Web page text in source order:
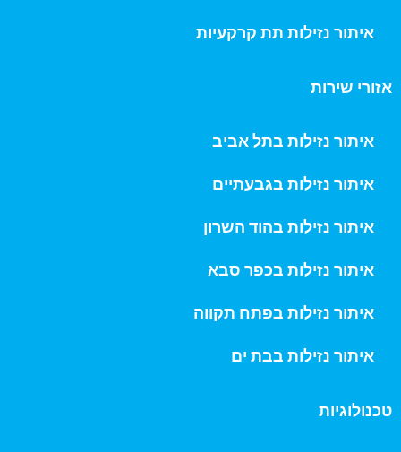
איתור נזילות תת קרקעיות
אזורי שירות
איתור נזילות בתל אביב
איתור נזילות בגבעתיים
איתור נזילות בהוד השרון
איתור נזילות בכפר סבא
איתור נזילות בפתח תקווה
איתור נזילות בבת ים
טכנולוגיות